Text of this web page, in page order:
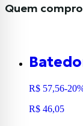
Quem
R$ 57,56-
R$ 46,05